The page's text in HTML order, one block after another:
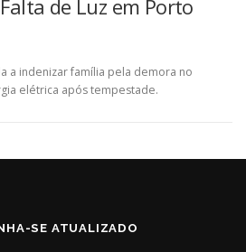
de Luz em Porto
a indenizar família pela demora no
elétrica após tempestade.
SE ATUALIZADO